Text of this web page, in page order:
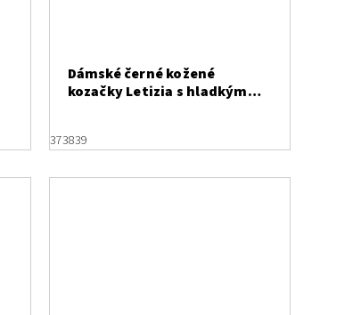
Dámské černé kožené
kozačky Letizia s hladkým
373839